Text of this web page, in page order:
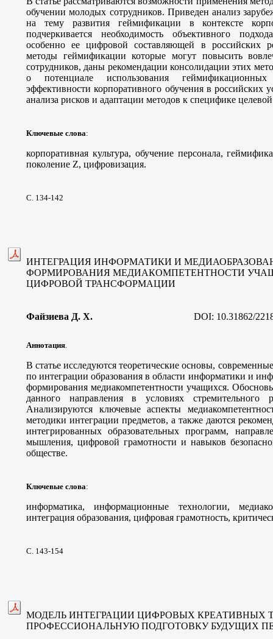
обучении молодых сотрудников. Приведен анализ
на тему развития геймификации в контексте
подчеркивается необходимость объективного
особенно ее цифровой составляющей в российских
методы геймификации которые могут повысить
сотрудников, даны рекомендации консолидации этих
о потенциале использования
эффективности корпоративного обучения в российских
анализа рисков и адаптации методов к специфике
Ключевые слова:
корпоративная культура, обучение персонала,
поколение Z, цифровизация.
С. 134-142
ИНТЕГРАЦИЯ ИНФОРМАТИКИ И
ФОРМИРОВАНИЯ МЕДИАКОМПЕТЕНТНОСТИ
ЦИФРОВОЙ ТРАНСФОРМАЦИИ
Файзиева Д. Х. DOI: 10.31862/
Аннотация.
В статье исследуются теоретические основы,
по интеграции образования в области информатики и
формирования медиакомпетентности учащихся.
данного направления в условиях стремительного
Анализируются ключевые аспекты
методики интеграции предметов, а также даются
интегрированных образовательных программ,
мышления, цифровой грамотности и навыков
обществе.
Ключевые слова:
информатика, информационные технологии,
интеграция образования, цифровая грамотность,
С. 143-154
МОДЕЛЬ ИНТЕГРАЦИИ ЦИФРОВЫХ КРЕАТИВНЫХ
ПРОФЕССИОНАЛЬНУЮ ПОДГОТОВКУ БУДУЩИХ